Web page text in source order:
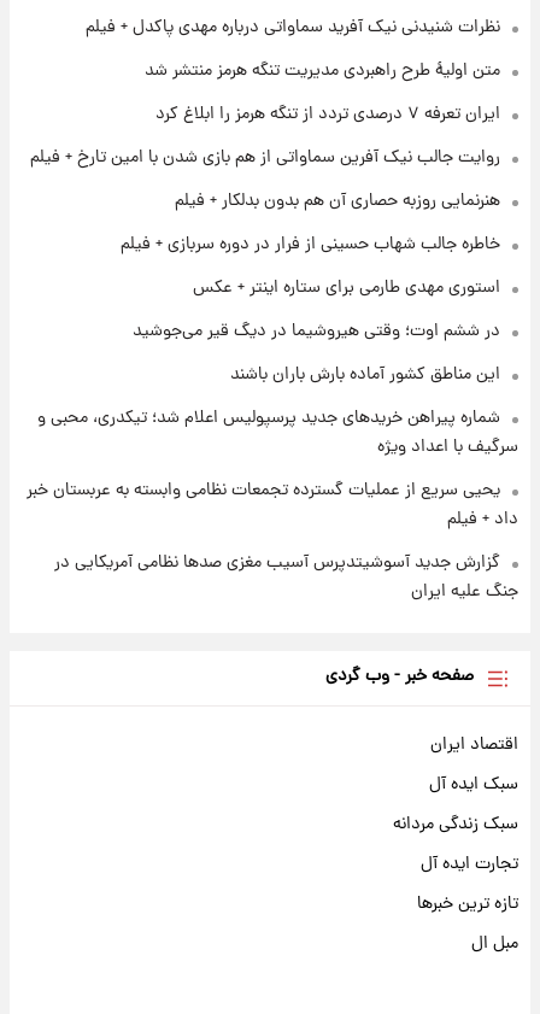
شارژ جدید کالابرگ برای سه دهک؛ جزئیات اعلام
۱ روز پیش
شرایط تازه فروش اقساطی سایپا اعلام شد؛
شاهین، کوییک، اطلس، سهند و ساینا با اقساط
بلندمدت + جدول
سیگنال‌های جدید برای بازار طلا؛ پیش‌بینی
قیمت سکه و طلا فردا
نظرات شنیدنی نیک آفرید سماواتی درباره مهدی پاکدل + فیلم
متن اولیۀ طرح راهبردی مدیریت تنگه هرمز منتشر شد
ایران تعرفه ۷ درصدی تردد از تنگه هرمز را ابلاغ کرد
روایت جالب نیک آفرین سماواتی از هم بازی شدن با امین تارخ + فیلم
هنرنمایی روزبه حصاری آن هم بدون بدلکار + فیلم
خاطره جالب شهاب حسینی از فرار در دوره سربازی + فیلم
استوری مهدی طارمی برای ستاره اینتر + عکس
در ششم اوت؛ وقتی هیروشیما در دیگ قیر می‌جوشید
این مناطق کشور آماده بارش باران باشند
شماره پیراهن خریدهای جدید پرسپولیس اعلام شد؛ تیکدری، محبی و
سرگیف با اعداد ویژه
یحیی سریع از عملیات گسترده تجمعات نظامی وابسته به عربستان خبر
داد + فیلم
گزارش جدید آسوشیتدپرس آسیب مغزی صدها نظامی آمریکایی در
جنگ علیه ایران
صفحه خبر - وب گردی
اقتصاد ایران
سبک ایده آل
سبک زندگی مردانه
تجارت ایده آل
تازه ترین خبرها
مبل ال